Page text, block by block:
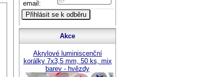
email:
Akce
Akrylové luminiscenční
korálky 7x3,5 mm, 50 ks, mix
barev - hvězdy